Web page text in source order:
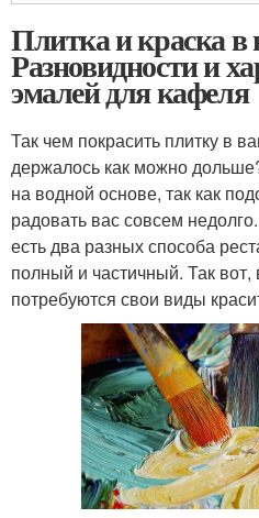
Плитка и краска в
Разновидности и
эмалей для кафеля
Так чем покрасить плитку в
держалось как можно
на водной основе, так как
радовать вас совсем
есть два разных способа
полный и частичный. Так вот,
потребуются свои виды